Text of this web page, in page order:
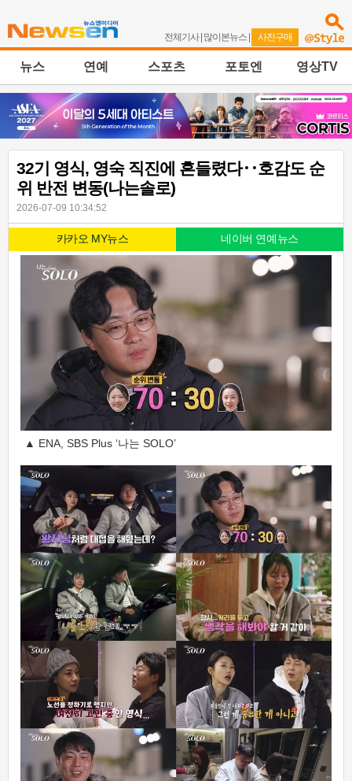
전체기사| 많이본뉴스 | 사진구매
뉴스 연예 스포츠 포토엔 영상TV
32기 영식, 영숙 직진에 흔들렸다‥호감도 순
위 반전 변동(나는솔로)
2026-07-09 10:34:52
카카오 MY뉴스 네이버 연예뉴스
▲ ENA, SBS Plus ‘나는 SOLO’